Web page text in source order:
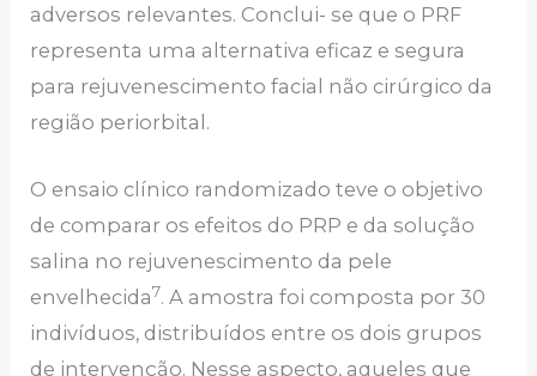
adversos relevantes. Conclui- se que o PRF
representa uma alternativa eficaz e segura
para rejuvenescimento facial não cirúrgico da
região periorbital.
O ensaio clínico randomizado teve o objetivo
de comparar os efeitos do PRP e da solução
salina no rejuvenescimento da pele
envelhecida7. A amostra foi composta por 30
indivíduos, distribuídos entre os dois grupos
de intervenção. Nesse aspecto, aqueles que